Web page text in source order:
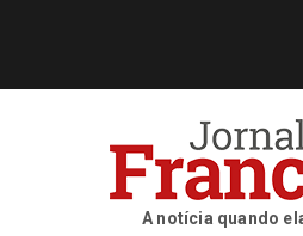
A notícia quando